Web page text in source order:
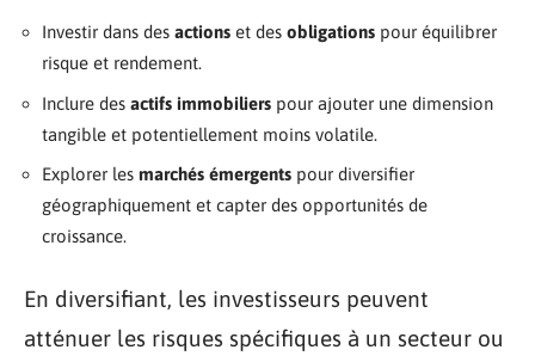
Investir dans des actions et des obligations pour équilibrer
risque et rendement.
Inclure des actifs immobiliers pour ajouter une dimension
tangible et potentiellement moins volatile.
Explorer les marchés émergents pour diversifier
géographiquement et capter des opportunités de
croissance.
En diversifiant, les investisseurs peuvent
atténuer les risques spécifiques à un secteur ou